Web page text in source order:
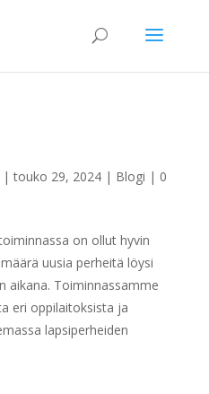
|touko 29, 2024| Blogi | 0
on ollut hyvin
uusia perheitä löysi
aikana. Toiminnassamme
eri oppilaitoksista ja
lapsiperheiden